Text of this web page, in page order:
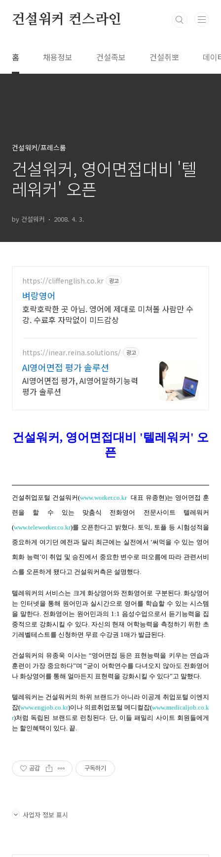
건설워커 컨스라인
홈 채용정보 건설족보 건설취뽀 데이
건설워커/프레스룸
건설워커, 영어면접대비 '텔
레워커' 오픈
by 건설워커 2008. 4. 3.
https://cliffenglish.co.kr 광고
벼랑영어
호락호락한 곳 아님. 영어에 제대로 미쳐볼 사람만 수
강. 수료후 자막없이 미드감상
https://inear.reina.solutions/ 광고
AI영어면접 평가 솔루션
AI영어면접 평가, AI영어말하기능력
평가 솔루션
건설워커, 영어면접대비 '텔레워커' 오
픈
건설취업포털 건설워커(www.worker.co.kr대표 유종현)는 영어면접 훈
련을 할 수 있는 맞춤식 전화영어 전문사이트 텔레워커
(www.teleworker.co.kr)를 오픈한다고 밝혔다. 토익, 토플 등 시험성적을
중요하게 여기던 예전과 달리 최근에는 실전에서 ‘써먹을 수 있는 영어
회화 능력’이 취업 및 승진에서 중요한 변수로 떠오름에 따라 관련서비
스를 오픈하게 됐다고 건설워커측은 설명했다.
텔레워커의 서비스는 크게 화상영어와 전화영어로 구분된다. 화상영어
는 인터넷을 통해 원어민과 실시간으로 영어를 학습할 수 있는 시스템
을 말한다. 전화영어는 원어민과의 1:1 음성수업으로서 듣기능력을 집
중적으로 강화시킬 수 있다. 자신의 현재 어학능력을 측정하기 위한 초
기레벨테스트를 신청하면 무료 수강권 1매가 발급된다.
건설워커의 유종욱 이사는 “영어면접 등은 표현능력을 키우는 연습과
훈련이 가장 중요하다”며 “굳이 어학연수를 다녀오지 않아도 전화영어
나 화상영어를 통해 얼마든지 표현력을 강화시킬 수 있다”고 말했다.
텔레워커는 건설워커의 하위 브랜드가 아니라 이공계 취업포털 이엔지
잡(www.engjob.co.kr)이나 의료취업포털 메디컬잡(www.medicaljob.co.k
r)처럼 독립된 브랜드로 런칭된다. 단, 이들 패밀리 사이트 회원들에게
는 할인혜택이 있다. 끝.
공감 구독하기
사업자 정보 표시